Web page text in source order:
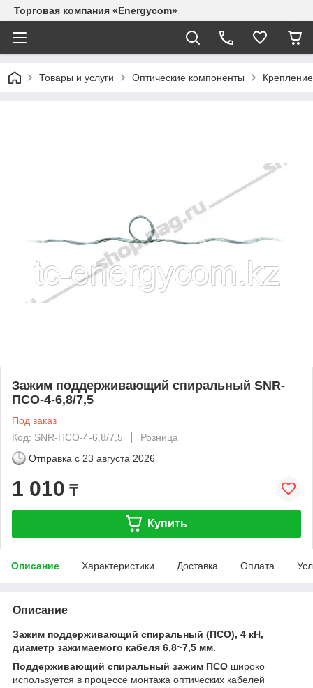
Торговая компания «Energycom»
Товары и услуги Оптические компоненты
Зажим поддерживающий спиральный SNR-
ПСО-4-6,8/7,5
Под заказ
Код: SNR-ПСО-4-6,8/7,5
Розница
Отправка с 23 августа 2026
1 010 ₸
Купить
Описание Характеристики Доставка Оплата
Описание
Зажим поддерживающий спиральный (ПСО), 4 кН,
диаметр зажимаемого кабеля 6,8~7,5 мм.
Поддерживающий спиральный зажим ПСО широко
используется в процессе монтажа оптических кабелей